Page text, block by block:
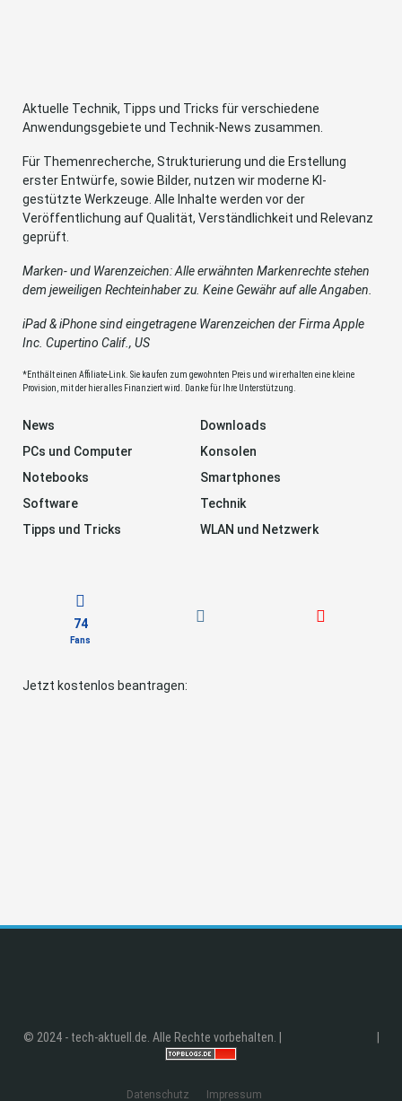
Aktuelle Technik, Tipps und Tricks für verschiedene
Anwendungsgebiete und Technik-News zusammen.
Für Themenrecherche, Strukturierung und die Erstellung
erster Entwürfe, sowie Bilder, nutzen wir moderne KI-
gestützte Werkzeuge. Alle Inhalte werden vor der
Veröffentlichung auf Qualität, Verständlichkeit und Relevanz
geprüft.
Marken- und Warenzeichen: Alle erwähnten Markenrechte stehen
dem jeweiligen Rechteinhaber zu. Keine Gewähr auf alle Angaben.
iPad & iPhone sind eingetragene Warenzeichen der Firma Apple
Inc. Cupertino Calif., US
*Enthält einen Affiliate-Link. Sie kaufen zum gewohnten Preis und wir erhalten eine kleine
Provision, mit der hier alles Finanziert wird. Danke für Ihre Unterstützung.
News
Downloads
PCs und Computer
Konsolen
Notebooks
Smartphones
Software
Technik
Tipps und Tricks
WLAN und Netzwerk
74
Fans
Jetzt kostenlos beantragen:
© 2024 - tech-aktuell.de. Alle Rechte vorbehalten. |
Datenschutz Impressum